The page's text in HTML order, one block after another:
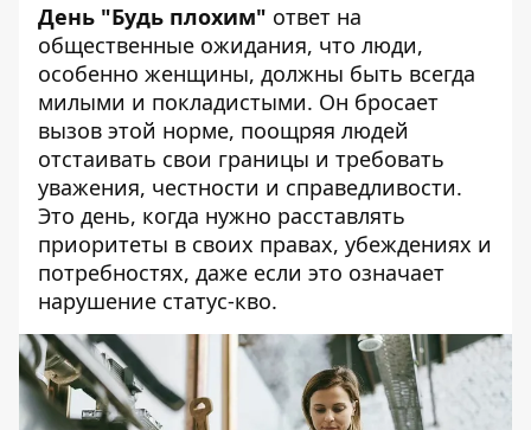
День "Будь плохим" ответ на
общественные ожидания, что люди,
особенно женщины, должны быть всегда
милыми и покладистыми. Он бросает
вызов этой норме, поощряя людей
отстаивать свои границы и требовать
уважения, честности и справедливости.
Это день, когда нужно расставлять
приоритеты в своих правах, убеждениях и
потребностях, даже если это означает
нарушение статус-кво.